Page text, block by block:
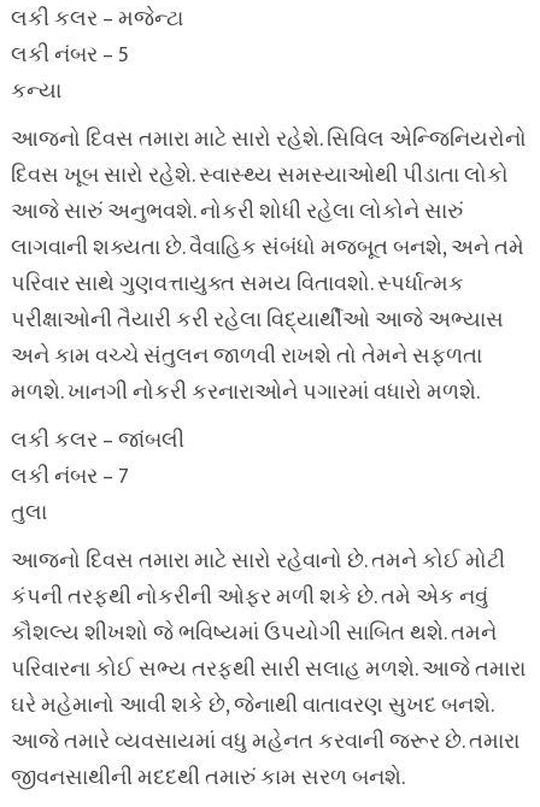
લકી કલર – મજેન્ટા
લકી નંબર – 5
કન્યા
આજનો દિવસ તમારા માટે સારો રહેશે. સિવિલ એન્જિનિયરોનો
દિવસ ખૂબ સારો રહેશે. સ્વાસ્થ્ય સમસ્યાઓથી પીડાતા લોકો
આજે સારું અનુભવશે. નોકરી શોધી રહેલા લોકોને સારું
લાગવાની શક્યતા છે. વૈવાહિક સંબંધો મજબૂત બનશે, અને તમે
પરિવાર સાથે ગુણવત્તાયુક્ત સમય વિતાવશો. સ્પર્ધાત્મક
પરીક્ષાઓની તૈયારી કરી રહેલા વિદ્યાર્થીઓ આજે અભ્યાસ
અને કામ વચ્ચે સંતુલન જાળવી રાખશે તો તેમને સફળતા
મળશે. ખાનગી નોકરી કરનારાઓને પગારમાં વધારો મળશે.
લકી કલર – જાંબલી
લકી નંબર – 7
તુલા
આજનો દિવસ તમારા માટે સારો રહેવાનો છે. તમને કોઈ મોટી
કંપની તરફથી નોકરીની ઓફર મળી શકે છે. તમે એક નવું
કૌશલ્ય શીખશો જે ભવિષ્યમાં ઉપયોગી સાબિત થશે. તમને
પરિવારના કોઈ સભ્ય તરફથી સારી સલાહ મળશે. આજે તમારા
ઘરે મહેમાનો આવી શકે છે, જેનાથી વાતાવરણ સુખદ બનશે.
આજે તમારે વ્યવસાયમાં વધુ મહેનત કરવાની જરૂર છે. તમારા
જીવનસાથીની મદદથી તમારું કામ સરળ બનશે.